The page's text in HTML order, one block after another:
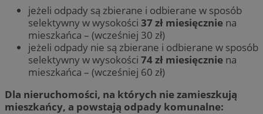
jeżeli odpady są zbierane i odbierane w sposób
selektywny w wysokości 37 zł miesięcznie na
mieszkańca – (wcześniej 30 zł)
jeżeli odpady nie są zbierane i odbierane w sposób
selektywny w wysokości 74 zł miesięcznie na
mieszkańca – (wcześniej 60 zł)
Dla nieruchomości, na których nie zamieszkują
mieszkańcy, a powstają odpady komunalne: